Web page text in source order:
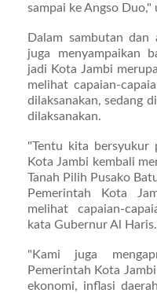
sampai ke Angso
Dalam sambutan dan
juga menyampaikan
jadi Kota Jambi
melihat capaian-
dilaksanakan, sedang
dilaksanakan.
"Tentu kita bersyukur
Kota Jambi kembali
Tanah Pilih Pusako
Pemerintah Kota
melihat capaian-
kata Gubernur Al Haris.
"Kami juga
Pemerintah Kota
ekonomi, inflasi